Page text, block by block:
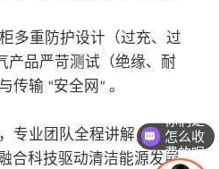
多重防护设计（过充、过
产品严苛测试（绝缘、耐
传输 “安全网 ”。
专业团队全程讲解，带您
合科技驱动清洁能源发展
你们是
怎么收
费的呢